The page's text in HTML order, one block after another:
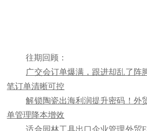
往期回顾：
广交会订单爆满，跟进却乱了阵
笔订单清晰可控
解锁陶瓷出海利润提升密码！外
单管理降本增效
适合园林工具出口企业管理外贸